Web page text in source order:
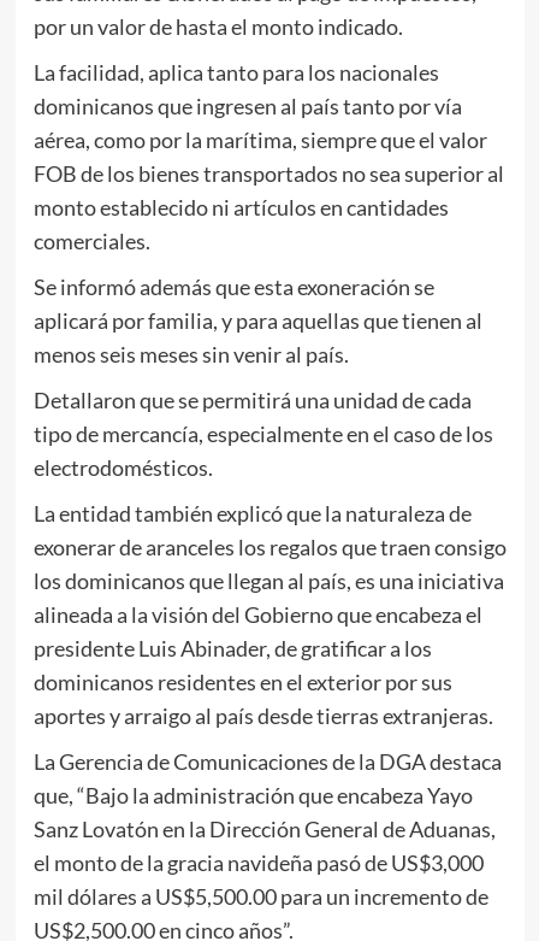
por un valor de hasta el monto indicado.
La facilidad, aplica tanto para los nacionales
dominicanos que ingresen al país tanto por vía
aérea, como por la marítima, siempre que el valor
FOB de los bienes transportados no sea superior al
monto establecido ni artículos en cantidades
comerciales.
Se informó además que esta exoneración se
aplicará por familia, y para aquellas que tienen al
menos seis meses sin venir al país.
Detallaron que se permitirá una unidad de cada
tipo de mercancía, especialmente en el caso de los
electrodomésticos.
La entidad también explicó que la naturaleza de
exonerar de aranceles los regalos que traen consigo
los dominicanos que llegan al país, es una iniciativa
alineada a la visión del Gobierno que encabeza el
presidente Luis Abinader, de gratificar a los
dominicanos residentes en el exterior por sus
aportes y arraigo al país desde tierras extranjeras.
La Gerencia de Comunicaciones de la DGA destaca
que, “Bajo la administración que encabeza Yayo
Sanz Lovatón en la Dirección General de Aduanas,
el monto de la gracia navideña pasó de US$3,000
mil dólares a US$5,500.00 para un incremento de
US$2,500.00 en cinco años”.